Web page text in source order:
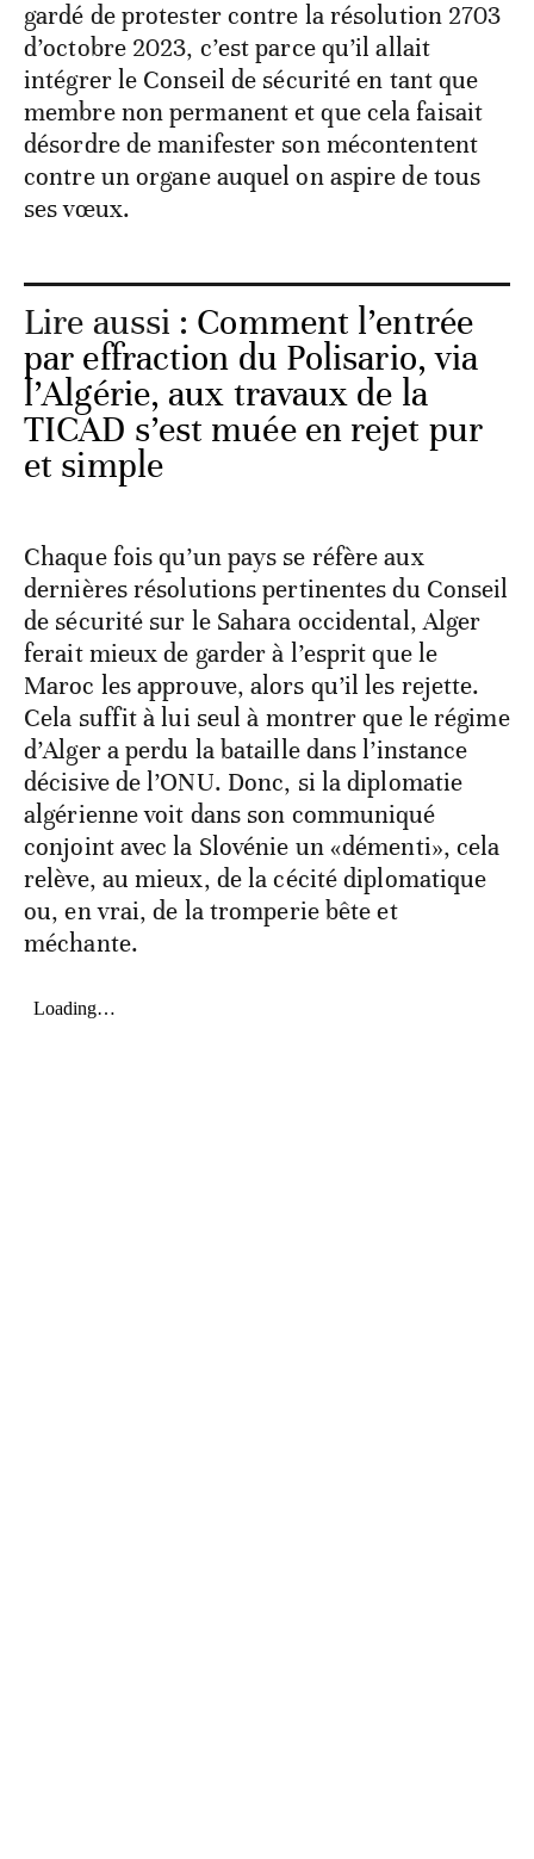
gardé de protester contre la résolution 2703
d’octobre 2023, c’est parce qu’il allait
intégrer le Conseil de sécurité en tant que
membre non permanent et que cela faisait
désordre de manifester son mécontentent
contre un organe auquel on aspire de tous
ses vœux.
Lire aussi : Comment l’entrée
par effraction du Polisario, via
l’Algérie, aux travaux de la
TICAD s’est muée en rejet pur
et simple
Chaque fois qu’un pays se réfère aux
dernières résolutions pertinentes du Conseil
de sécurité sur le Sahara occidental, Alger
ferait mieux de garder à l’esprit que le
Maroc les approuve, alors qu’il les rejette.
Cela suffit à lui seul à montrer que le régime
d’Alger a perdu la bataille dans l’instance
décisive de l’ONU. Donc, si la diplomatie
algérienne voit dans son communiqué
conjoint avec la Slovénie un «démenti», cela
relève, au mieux, de la cécité diplomatique
ou, en vrai, de la tromperie bête et
méchante.